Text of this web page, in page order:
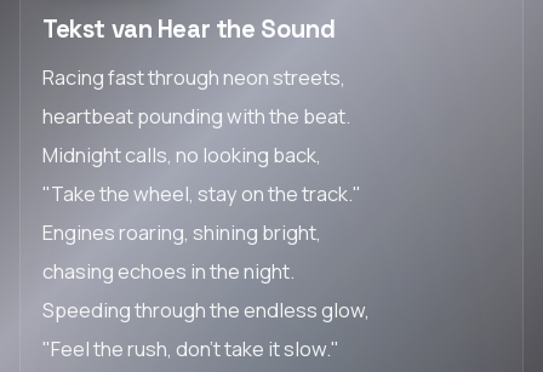
Tekst van Hear the Sound
Racing fast through neon streets,
heartbeat pounding with the beat.
Midnight calls, no looking back,
"Take the wheel, stay on the track."
Engines roaring, shining bright,
chasing echoes in the night.
Speeding through the endless glow,
"Feel the rush, don't take it slow."